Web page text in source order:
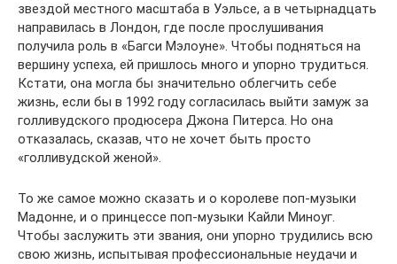
звездой местного масштаба в Уэльсе, а в четырнадцать
направилась в Лондон, где после прослушивания
получила роль в «Багси Мэлоуне». Чтобы подняться на
вершину успеха, ей пришлось много и упорно трудиться.
Кстати, она могла бы значительно облегчить себе
жизнь, если бы в 1992 году согласилась выйти замуж за
голливудского продюсера Джона Питерса. Но она
отказалась, сказав, что не хочет быть просто
«голливудской женой».
То же самое можно сказать и о королеве поп-музыки
Мадонне, и о принцессе поп-музыки Кайли Миноуг.
Чтобы заслужить эти звания, они упорно трудились всю
свою жизнь, испытывая профессиональные неудачи и